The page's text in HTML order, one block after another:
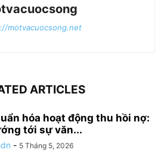
motvacuocsong.net
ARTICLES
hóa hoạt động thu hồi nợ:
tới sự văn...
- 5 Tháng 5, 2026